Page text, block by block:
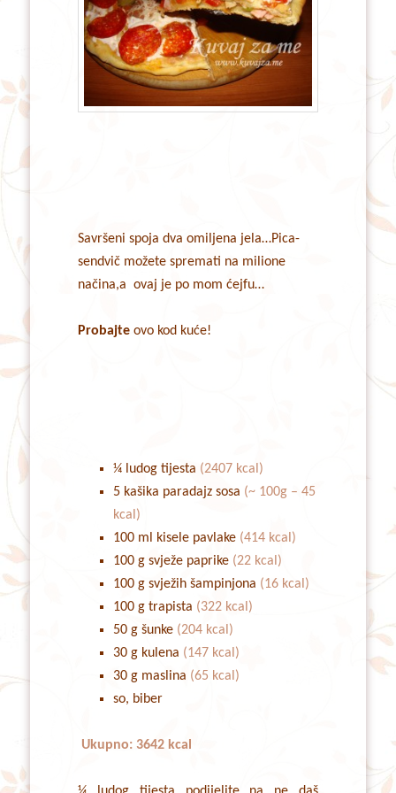
Savršeni spoja dva omiljena jela…Pica-
sendvič možete spremati na milione
načina,a ovaj je po mom ćejfu…
Probajte ovo kod kuće!
¼ ludog tijesta (2407 kcal)
5 kašika paradajz sosa (~ 100g – 45
kcal)
100 ml kisele pavlake (414 kcal)
100 g svježe paprike (22 kcal)
100 g svježih šampinjona (16 kcal)
100 g trapista (322 kcal)
50 g šunke (204 kcal)
30 g kulena (147 kcal)
30 g maslina (65 kcal)
so, biber
Ukupno: 3642 kcal